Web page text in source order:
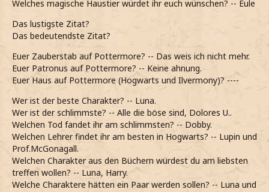
Welches magische Haustier würdet ihr euch wünschen? -- Eule
Das lustigste Zitat?
Das bedeutendste Zitat?
Euer Zauberstab auf Pottermore? -- Das weis ich nicht mehr.
Euer Patronus auf Pottermore? -- Keine ahnung.
Euer Haus auf Pottermore (Hogwarts und Ilvermony)? ----
Wer ist der beste Charakter? -- Luna.
Wer ist der schlimmste? -- Alle die böse sind, Dolores U..
Welchen Tod fandet ihr am schlimmsten? -- Dobby.
Welchen Lehrer findet ihr am besten in Hogwarts? -- Lupin und
Prof.McGonagall.
Welchen Charakter aus den Büchern würdest du am liebsten
treffen wollen? -- Luna, Harry.
Welche Charaktere hätten ein Paar werden sollen? -- Luna und